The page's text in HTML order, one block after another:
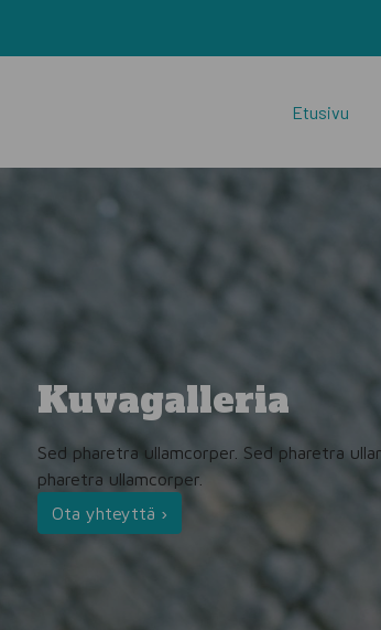
Etusivu
Kuvagalleria
Sed pharetra ullamcorper. Sed pharetra
pharetra ullamcorper.
Ota yhteyttä ›